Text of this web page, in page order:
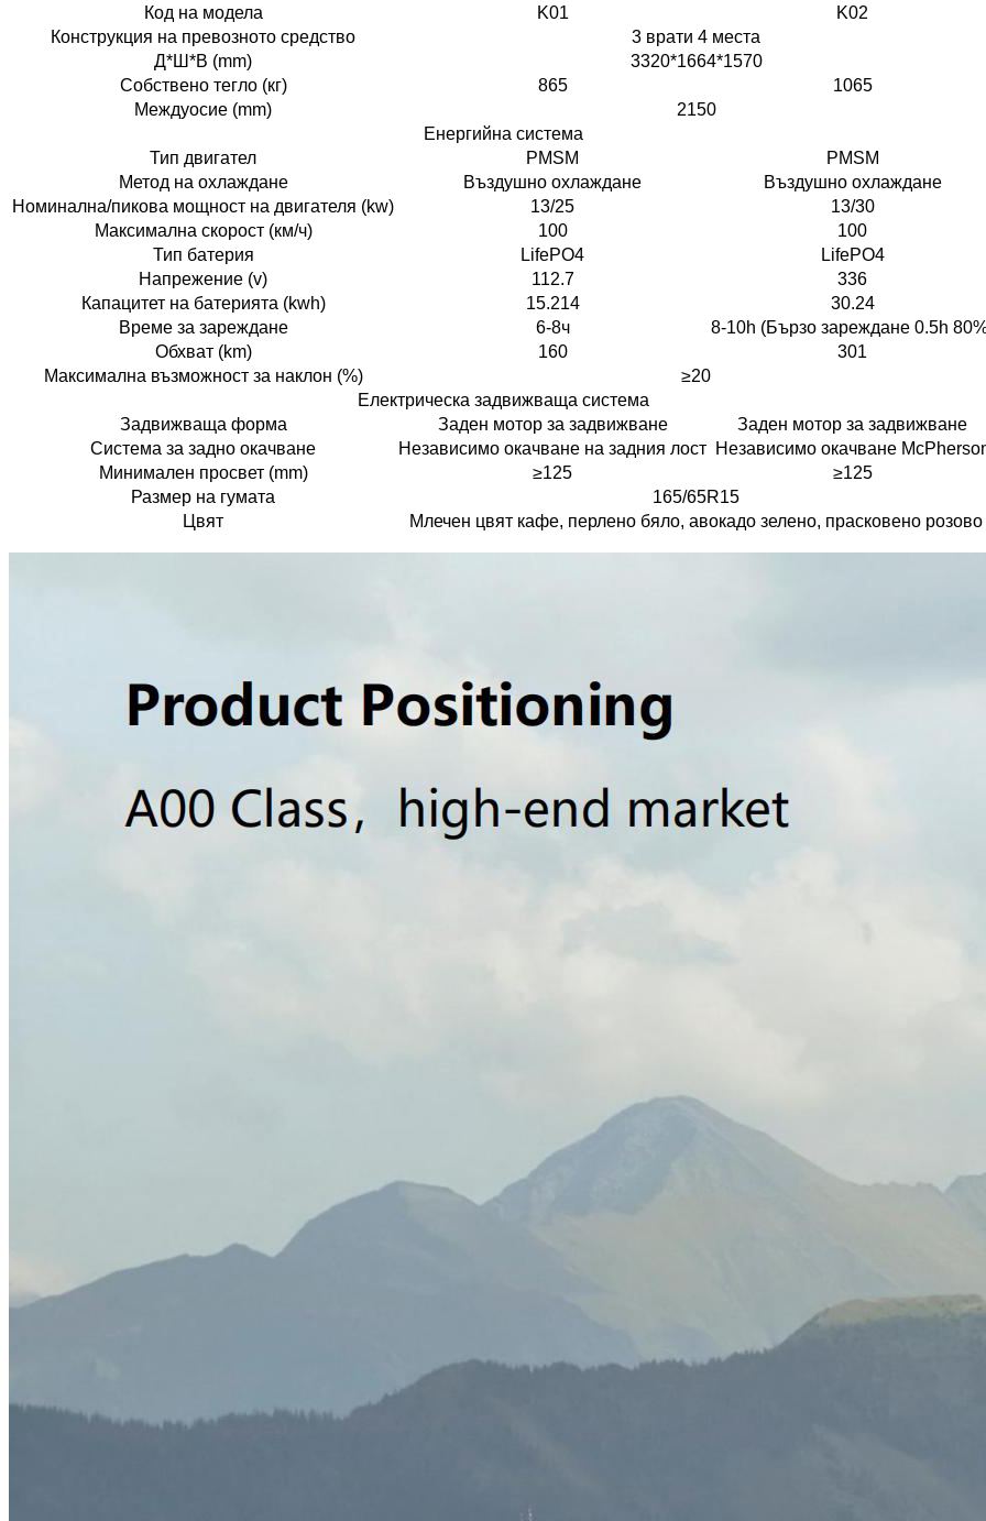
Код на модела
K01
K02
Конструкция на превозното средство
3 врати 4 места
Д*Ш*В (mm)
3320*1664*1570
Собствено тегло (кг)
865
1065
Междуосие (mm)
2150
Енергийна система
Тип двигател
PMSM
PMSM
Метод на охлаждане
Въздушно охлаждане
Въздушно охлаждане
Номинална/пикова мощност на двигателя (kw)
13/25
13/30
Максимална скорост (км/ч)
100
100
Тип батерия
LifePO4
LifePO4
Напрежение (v)
112.7
336
Капацитет на батерията (kwh)
15.214
30.24
Време за зареждане
6-8ч
8-10h (Бързо зареждане 0.5h
Обхват (km)
160
301
Максимална възможност за наклон (%)
≥20
Електрическа задвижваща система
Задвижваща форма
Заден мотор за задвижване
Заден мотор за задвижване
Система за задно окачване
Независимо окачване на задния лост Независимо окачване
Минимален просвет (mm)
≥125
≥125
Размер на гумата
165/65R15
Цвят
Млечен цвят кафе, перлено бяло, авокадо зелено, прасковено розово